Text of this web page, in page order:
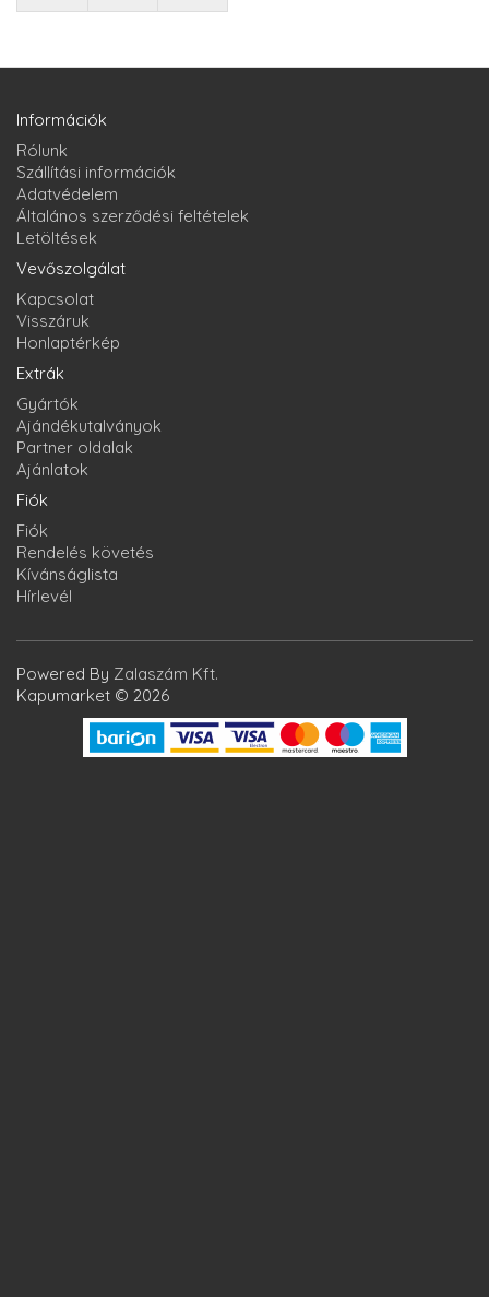
Információk
Rólunk
Szállítási információk
Adatvédelem
Általános szerződési feltételek
Letöltések
Vevőszolgálat
Kapcsolat
Visszáruk
Honlaptérkép
Extrák
Gyártók
Ajándékutalványok
Partner oldalak
Ajánlatok
Fiók
Fiók
Rendelés követés
Kívánságlista
Hírlevél
Powered By Zalaszám Kft.
Kapumarket © 2026